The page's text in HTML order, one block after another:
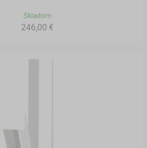
Skladom
246,00 €